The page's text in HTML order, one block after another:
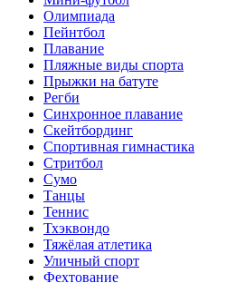
Олимпиада
Пейнтбол
Плавание
Пляжные виды спорта
Прыжки на батуте
Регби
Синхронное плавание
Скейтбординг
Спортивная гимнастика
Стритбол
Сумо
Танцы
Теннис
Тхэквондо
Тяжёлая атлетика
Уличный спорт
Фехтование